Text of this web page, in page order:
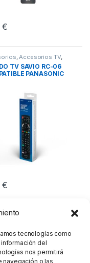
tecnologías como
del
nos permitirá
o las
€
,Accesorios TV,
y Sonido
TV SAVIO RC-06
PANASONIC
€